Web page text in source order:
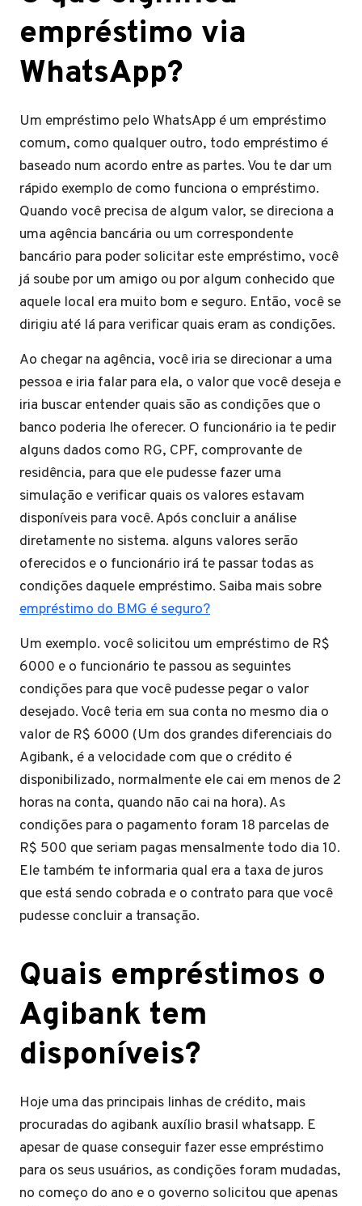
empréstimo via
WhatsApp?
Um empréstimo pelo WhatsApp é um empréstimo
comum, como qualquer outro, todo empréstimo é
baseado num acordo entre as partes. Vou te dar um
rápido exemplo de como funciona o empréstimo.
Quando você precisa de algum valor, se direciona a
uma agência bancária ou um correspondente
bancário para poder solicitar este empréstimo, você
já soube por um amigo ou por algum conhecido que
aquele local era muito bom e seguro. Então, você se
dirigiu até lá para verificar quais eram as condições.
Ao chegar na agência, você iria se direcionar a uma
pessoa e iria falar para ela, o valor que você deseja e
iria buscar entender quais são as condições que o
banco poderia lhe oferecer. O funcionário ia te pedir
alguns dados como RG, CPF, comprovante de
residência, para que ele pudesse fazer uma
simulação e verificar quais os valores estavam
disponíveis para você. Após concluir a análise
diretamente no sistema. alguns valores serão
oferecidos e o funcionário irá te passar todas as
condições daquele empréstimo. Saiba mais sobre
empréstimo do BMG é seguro?
Um exemplo. você solicitou um empréstimo de R$
6000 e o funcionário te passou as seguintes
condições para que você pudesse pegar o valor
desejado. Você teria em sua conta no mesmo dia o
valor de R$ 6000 (Um dos grandes diferenciais do
Agibank, é a velocidade com que o crédito é
disponibilizado, normalmente ele cai em menos de 2
horas na conta, quando não cai na hora). As
condições para o pagamento foram 18 parcelas de
R$ 500 que seriam pagas mensalmente todo dia 10.
Ele também te informaria qual era a taxa de juros
que está sendo cobrada e o contrato para que você
pudesse concluir a transação.
Quais empréstimos o
Agibank tem
disponíveis?
Hoje uma das principais linhas de crédito, mais
procuradas do agibank auxílio brasil whatsapp. E
apesar de quase conseguir fazer esse empréstimo
para os seus usuários, as condições foram mudadas,
no começo do ano e o governo solicitou que apenas